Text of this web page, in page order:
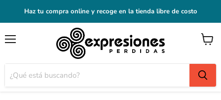
Haz tu compra online y recoge en la tienda libre de costo
Ver